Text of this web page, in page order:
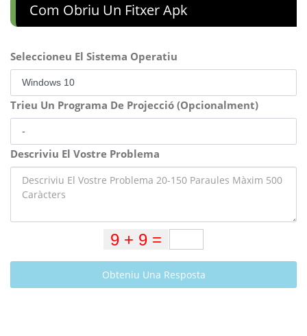
Com Obriu Un Fitxer Apk
Seleccioneu El Sistema Operatiu
Trieu Un Programa De Projecció (Opcionalment)
Descriviu El Vostre Problema
Obteniu Una Resposta